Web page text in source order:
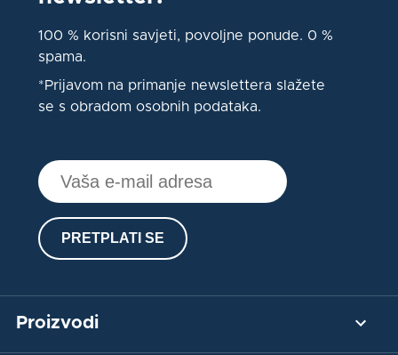
100 % korisni savjeti, povoljne ponude. 0 %
spama.
*Prijavom na primanje newslettera slažete
se s obradom osobnih podataka.
PRETPLATI SE
Proizvodi